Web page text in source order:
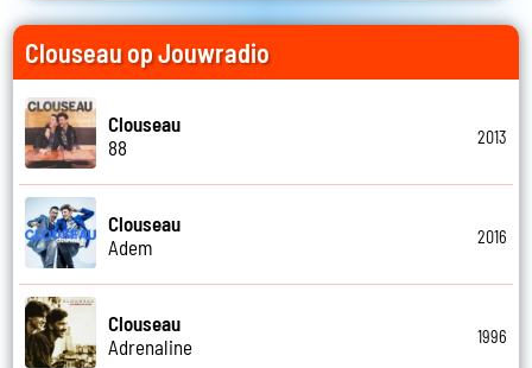
Clouseau op Jouwradio
Clouseau
88
2013
Clouseau
Adem
2016
Clouseau
Adrenaline
1996